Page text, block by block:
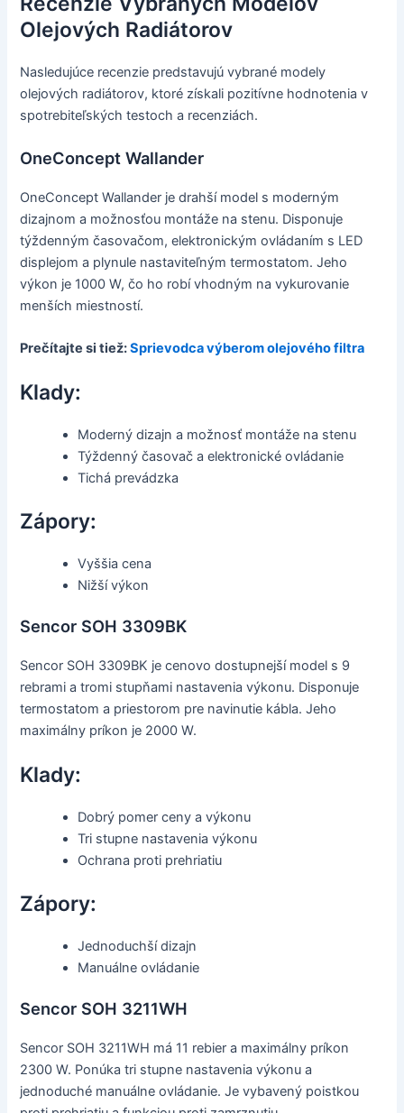
Olejových Radiátorov
Nasledujúce recenzie predstavujú vybrané modely
olejových radiátorov, ktoré získali pozitívne hodnotenia v
spotrebiteľských testoch a recenziách.
OneConcept Wallander
OneConcept Wallander je drahší model s moderným
dizajnom a možnosťou montáže na stenu. Disponuje
týždenným časovačom, elektronickým ovládaním s LED
displejom a plynule nastaviteľným termostatom. Jeho
výkon je 1000 W, čo ho robí vhodným na vykurovanie
menších miestností.
Prečítajte si tiež:Sprievodca výberom olejového filtra
Klady:
Moderný dizajn a možnosť montáže na stenu
Týždenný časovač a elektronické ovládanie
Tichá prevádzka
Zápory:
Vyššia cena
Nižší výkon
Sencor SOH 3309BK
Sencor SOH 3309BK je cenovo dostupnejší model s 9
rebrami a tromi stupňami nastavenia výkonu. Disponuje
termostatom a priestorom pre navinutie kábla. Jeho
maximálny príkon je 2000 W.
Klady:
Dobrý pomer ceny a výkonu
Tri stupne nastavenia výkonu
Ochrana proti prehriatiu
Zápory:
Jednoduchší dizajn
Manuálne ovládanie
Sencor SOH 3211WH
Sencor SOH 3211WH má 11 rebier a maximálny príkon
2300 W. Ponúka tri stupne nastavenia výkonu a
jednoduché manuálne ovládanie. Je vybavený poistkou